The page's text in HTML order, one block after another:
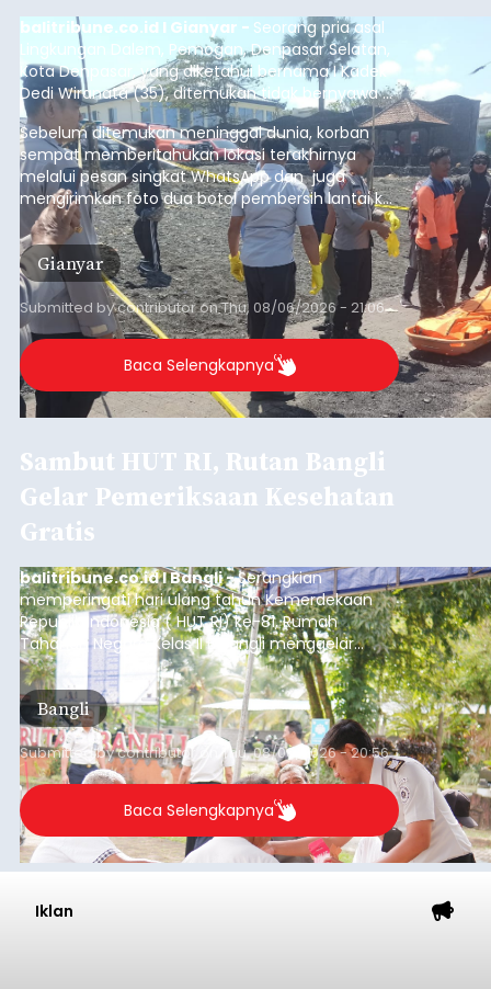
balitribune.co.id I Gianyar - Seorang pria asal
Lingkungan Dalem, Pemogan, Denpasar Selatan,
Kota Denpasar, yang diketahui bernama I Kadek
Dedi Wiranata (35), ditemukan tidak bernyawa di
pesisir Pantai Purnama, Sukawati.
Sebelum ditemukan meninggal dunia, korban
sempat memberitahukan lokasi terakhirnya
melalui pesan singkat WhatsApp dan juga
mengirimkan foto dua botol pembersih lantai ke
istrinya.
Gianyar
Submitted bycontributoronThu, 08/06/2026 - 21:06
Baca Selengkapnya
Sambut HUT RI, Rutan Bangli
Gelar Pemeriksaan Kesehatan
Gratis
balitribune.co.id I Bangli -Serangkian
memperingati hari ulang tahun Kemerdekaan
Republik Indonesia ( HUT RI) ke-81, Rumah
Tahanan Negara Kelas II B Bangli menggelar
kegiatan pemeriksaan kesehatan gratis, Rabu
(6/8/2026).
Bangli
Submitted bycontributor Thu, 08/06/2026 - 20:56
Baca Selengkapnya
Iklan